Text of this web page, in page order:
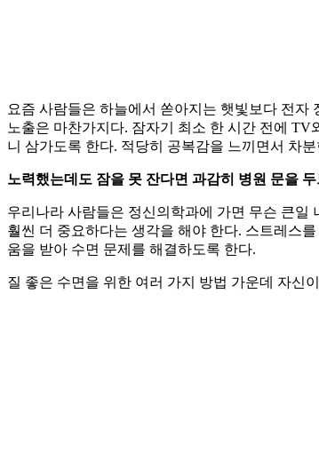
요즘 사람들은 하늘에서 쏟아지는 햇빛보다 전
노출은 마찬가지다. 잠자기 최소 한 시간 전에 TV
니 삼가도록 한다. 적당히 공복감을 느끼면서 차
노력했는데도 잠을 못 잔다면 과감히 병원 문을
우리나라 사람들은 정신의학과에 가면 무슨 큰일
훨씬 더 중요하다는 생각을 해야 한다. 스트레스
움을 받아 수면 문제를 해결하도록 한다.
질 좋은 수면을 위한 여러 가지 방법 가운데 자신